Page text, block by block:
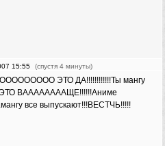
15:55 (спустя 4 минуты)
ЭТО ДА!!!!!!!!!!!!Ты мангу
ВААААААААЩЕ!!!!!!Аниме
все выпускают!!!ВЕСТЧЬ!!!!!